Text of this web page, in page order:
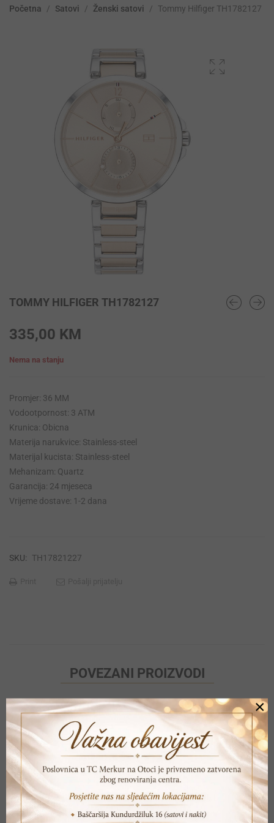
Početna / Satovi / Ženski satovi / Tommy Hilfiger TH1782127
TOMMY HILFIGER TH1782127
335,00 KM
Nema na stanju
Promjer: 36 MM
Vodootpornost: 3 ATM
Krunica: Obicna
Materija narukvice: Stainless-steel
Materijal kucista: Stainless-steel
Mehanizam: Quartz
Garancija: 24 mjeseca
Vrijeme dostave: 1-2 dana
SKU: TH17821227
POVEZANI PROIZVODI
×